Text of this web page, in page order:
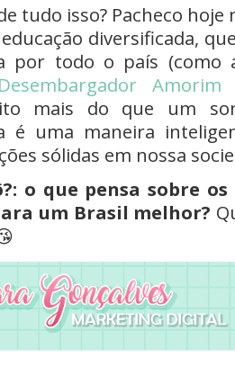
tudo isso? Pacheco
diversificada,
por todo o país
Amorim
mais do que um
é uma maneira
sólidas em nossa
o que pensa sobre
um Brasil melhor?